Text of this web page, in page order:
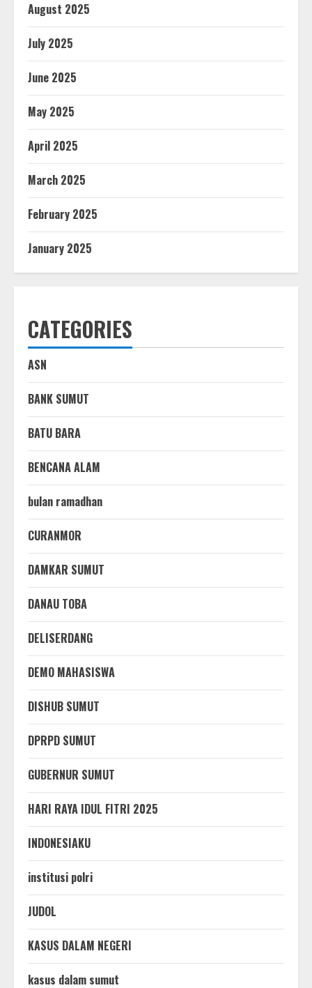
August 2025
July 2025
June 2025
May 2025
April 2025
March 2025
February 2025
January 2025
CATEGORIES
ASN
BANK SUMUT
BATU BARA
BENCANA ALAM
bulan ramadhan
CURANMOR
DAMKAR SUMUT
DANAU TOBA
DELISERDANG
DEMO MAHASISWA
DISHUB SUMUT
DPRPD SUMUT
GUBERNUR SUMUT
HARI RAYA IDUL FITRI 2025
INDONESIAKU
institusi polri
JUDOL
KASUS DALAM NEGERI
kasus dalam sumut